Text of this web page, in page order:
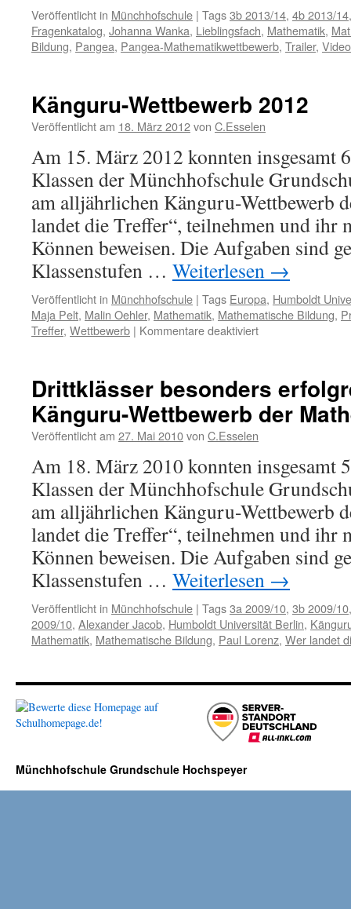
Veröffentlicht in Münchhofschule | Tags3b 2013/14, 4b 2013/14
Fragenkatalog, Johanna Wanka, Lieblingsfach, Mathematik,
Bildung, Pangea, Pangea-Mathematikwettbewerb, Trailer, Video
Känguru-Wettbewerb 2012
Veröffentlicht am 18. März 2012von C.Esselen
Am 15. März 2012 konnten insgesamt
Klassen der Münchhofschule
am alljährlichen Känguru-Wettbewerb
landet die Treffer“, teilnehmen und ihr
Können beweisen. Die Aufgaben sind
Klassenstufen … Weiterlesen →
Veröffentlicht in Münchhofschule | Tags Europa, Humboldt
Maja Pelt, Malin Oehler, Mathematik, Mathematische Bildung,
Treffer, Wettbewerb | Kommentare deaktiviertfür
Drittklässer besonders
Känguru-Wettbewerb der
Veröffentlicht am 27. Mai 2010von C.Esselen
Am 18. März 2010 konnten insgesamt
Klassen der Münchhofschule
am alljährlichen Känguru-Wettbewerb
landet die Treffer“, teilnehmen und ihr
Können beweisen. Die Aufgaben sind
Klassenstufen … Weiterlesen →
Veröffentlicht in Münchhofschule | Tags3a 2009/10, 3b 2009/10
2009/10, Alexander Jacob, Humboldt Universität Berlin,
Mathematik, Mathematische Bildung, Paul Lorenz, Wer landet
Münchhofschule Grundschule Hochspeyer